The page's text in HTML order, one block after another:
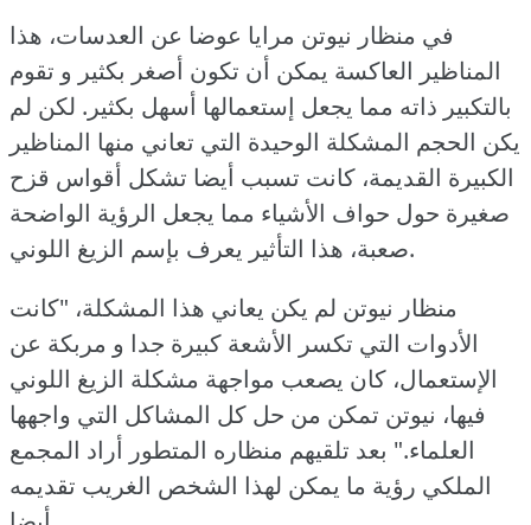
في منظار نيوتن مرايا عوضا عن العدسات، هذا
المناظير العاكسة يمكن أن تكون أصغر بكثير و تقوم
بالتكبير ذاته مما يجعل إستعمالها أسهل بكثير. لكن لم
يكن الحجم المشكلة الوحيدة التي تعاني منها المناظير
الكبيرة القديمة، كانت تسبب أيضا تشكل أقواس قزح
صغيرة حول حواف الأشياء مما يجعل الرؤية الواضحة
صعبة، هذا التأثير يعرف بإسم الزيغ اللوني.
منظار نيوتن لم يكن يعاني هذا المشكلة، "كانت
الأدوات التي تكسر الأشعة كبيرة جدا و مربكة عن
الإستعمال، كان يصعب مواجهة مشكلة الزيغ اللوني
فيها، نيوتن تمكن من حل كل المشاكل التي واجهها
العلماء." بعد تلقيهم منظاره المتطور أراد المجمع
الملكي رؤية ما يمكن لهذا الشخص الغريب تقديمه